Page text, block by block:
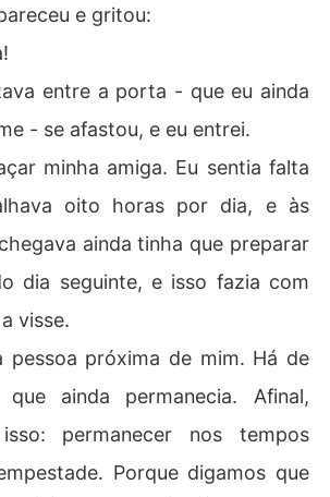
e gritou:
entre a porta - que eu ainda
- se afastou, e eu entrei.
minha amiga. Eu sentia falta
oito horas por dia, e às
ainda tinha que preparar
dia seguinte, e isso fazia com
visse.
pessoa próxima de mim. Há de
ainda permanecia. Afinal,
permanecer nos tempos
Porque digamos que